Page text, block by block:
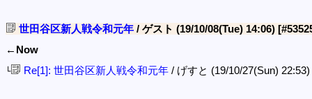
世田谷区新人戦令和元年 / ゲスト (19/10/08(Tue) 14:06)
←Now
└ Re[1]: 世田谷区新人戦令和元年 / げすと (19/10/27(Sun) 22:53)